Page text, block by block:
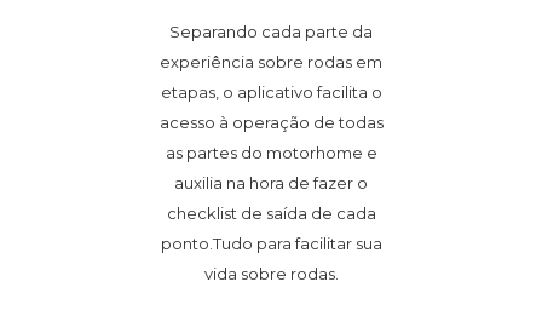
Separando cada parte da
experiência sobre rodas em
etapas, o aplicativo facilita o
acesso à operação de todas
as partes do motorhome e
auxilia na hora de fazer o
checklist de saída de cada
ponto.Tudo para facilitar sua
vida sobre rodas.